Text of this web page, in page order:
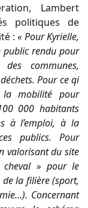
Lambert
politiques de
: « Pour Kyrielle,
public rendu pour
communes,
Pour ce qi
la mobilité pour
000 habitants
à l’emploi, à la
publics. Pour
valorisant du site
» pour le
la filière (sport,
Concernant